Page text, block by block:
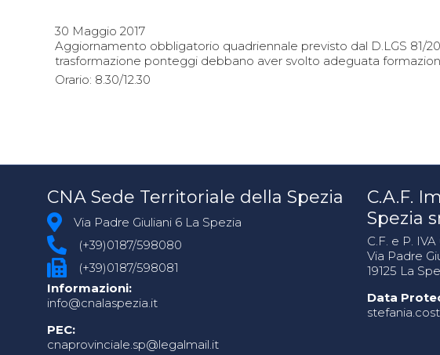
30 Maggio 2017
Aggiornamento obbligatorio quadriennale previsto dal D.LGS
trasformazione ponteggi debbano aver svolto adeguata
Orario: 8.30/12.30
CNA Sede Territoriale della Spezia
Via Padre Giuliani 6 La Spezia
(+39)0187/598080
(+39)0187/598081
Informazioni:
info@cnalaspezia.it
PEC:
cnaprovinciale.sp@legalmail.it
C.A.F.
Spezia
C.F. e P. IVA
Via Padre
19125 La
Data